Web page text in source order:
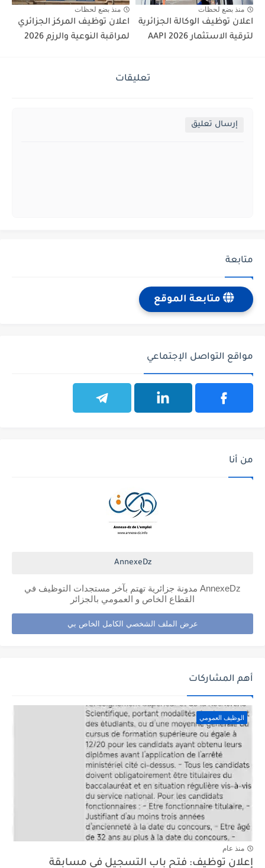
منذ بضع لحظات
اعلان توظيف الوكالة الجزائرية
لترقية الاستثمار AAPI 2026
منذ بضع لحظات
اعلان توظيف المركز الجزائري
لمراقبة النوعية والرزم 2026
تعليقات
إرسال تعليق
متابعة
متابعة الموقع
مواقع التواصل الإجتماعي
من أنا
AnnexeDz
AnnexeDz مدونة جزائرية تهتم بآخر مستجدات التوظيف في
القطاع الخاص و العمومي بالجزائر
عرض الملف الشخصي الكامل الخاص بي
أهم المشاركات
الوظيف العمومي
منذ عام
إعلان توظيف: فتح باب التسجيل في مسابقة